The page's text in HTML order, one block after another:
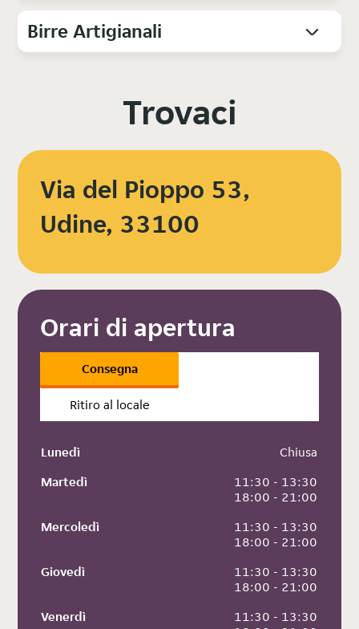
Birre Artigianali
Trovaci
Via del Pioppo 53,
Udine, 33100
Orari di apertura
Consegna
Ritiro al locale
Lunedì
Chiusa
Martedì
11:30 - 13:30
18:00 - 21:00
Mercoledì
11:30 - 13:30
18:00 - 21:00
Giovedì
11:30 - 13:30
18:00 - 21:00
Venerdì
11:30 - 13:30